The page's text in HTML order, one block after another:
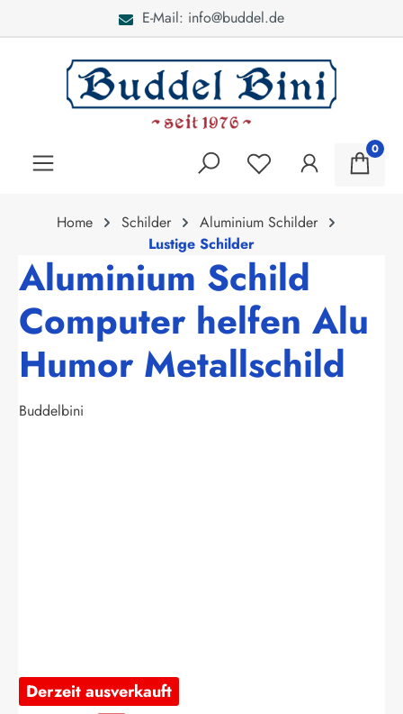
E-Mail: info@buddel.de
0
Home Schilder
Aluminium Schilder
Lustige Schilder
Aluminium Schild
Computer helfen Alu
Humor Metallschild
Buddelbini
Derzeit ausverkauft